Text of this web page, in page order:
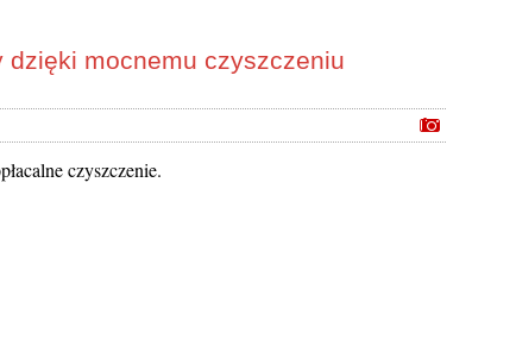
mocnemu czyszczeniu
czyszczenie.